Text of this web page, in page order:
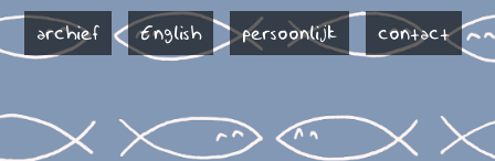
archief English persoonlijk contact